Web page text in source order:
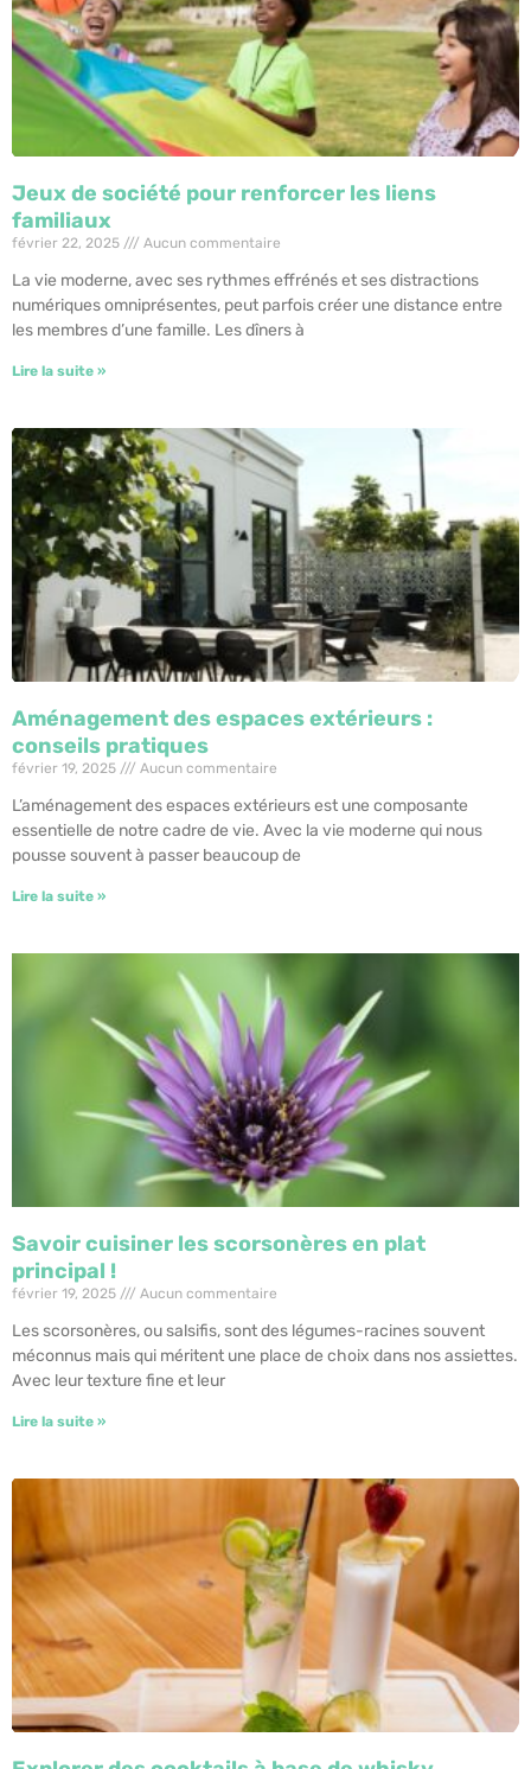
Jeux de société pour renforcer les liens
familiaux
février 22, 2025 Aucun commentaire
La vie moderne, avec ses rythmes effrénés et ses distractions
numériques omniprésentes, peut parfois créer une distance entre
les membres d’une famille. Les dîners à
Lire la suite »
Aménagement des espaces extérieurs :
conseils pratiques
février 19, 2025 Aucun commentaire
L’aménagement des espaces extérieurs est une composante
essentielle de notre cadre de vie. Avec la vie moderne qui nous
pousse souvent à passer beaucoup de
Lire la suite »
Savoir cuisiner les scorsonères en plat
principal !
février 19, 2025 Aucun commentaire
Les scorsonères, ou salsifis, sont des légumes-racines souvent
méconnus mais qui méritent une place de choix dans nos assiettes.
Avec leur texture fine et leur
Lire la suite »